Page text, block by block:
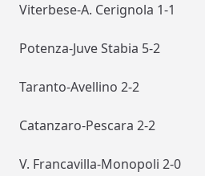
Viterbese-A. Cerignola 1-1
Potenza-Juve Stabia 5-2
Taranto-Avellino 2-2
Catanzaro-Pescara 2-2
V. Francavilla-Monopoli 2-0